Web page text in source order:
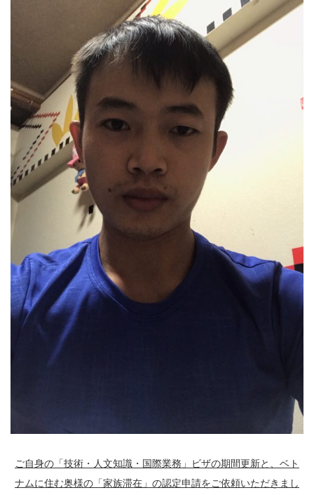
ご自身の「技術・人文知識・国際業務」ビザの期間更新と、ベト
ナムに住む奥様の「家族滞在」の認定申請をご依頼いただきまし